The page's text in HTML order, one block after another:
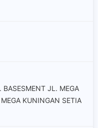
JL. MEGA
KUNINGAN SETIA